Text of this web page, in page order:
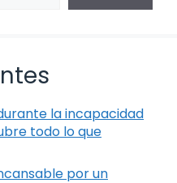
la incapacidad
todo lo que
por un